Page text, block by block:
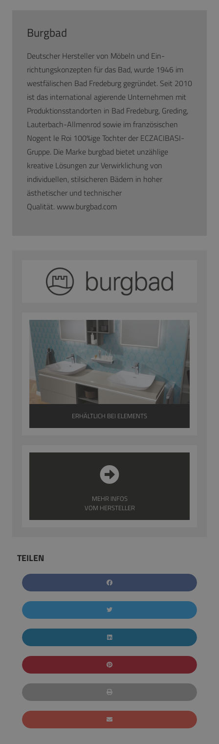
Burgbad
Deutscher Hersteller von Möbeln und Ein­
richtungskonzepten für das Bad, wurde 1946 im
westfälischen Bad Fredeburg gegründet. Seit 2010
ist das international agierende Unternehmen mit
Produktionsstandorten in Bad Fredeburg, Greding,
Lauterbach-Allmenrod sowie im französischen
Nogent le Roi 100%ige Tochter der ECZACIBASI­-
Gruppe. Die Marke burgbad bietet unzählige
kreative Lösungen zur Verwirklichung von
individuellen, stilsicheren Bädern in hoher
ästhetischer und technischer
Qualität. www.burgbad.com
ERHÄLTLICH BEI ELEMENTS
MEHR INFOS
VOM HERSTELLER
TEILEN